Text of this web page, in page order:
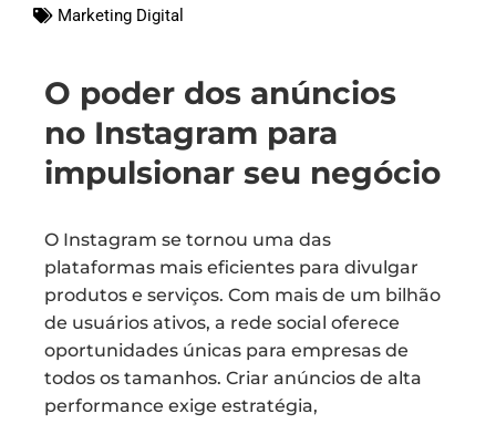
Marketing Digital
O poder dos anúncios
no Instagram para
impulsionar seu negócio
O Instagram se tornou uma das
plataformas mais eficientes para divulgar
produtos e serviços. Com mais de um bilhão
de usuários ativos, a rede social oferece
oportunidades únicas para empresas de
todos os tamanhos. Criar anúncios de alta
performance exige estratégia,